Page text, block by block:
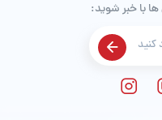
با خبر شوید: